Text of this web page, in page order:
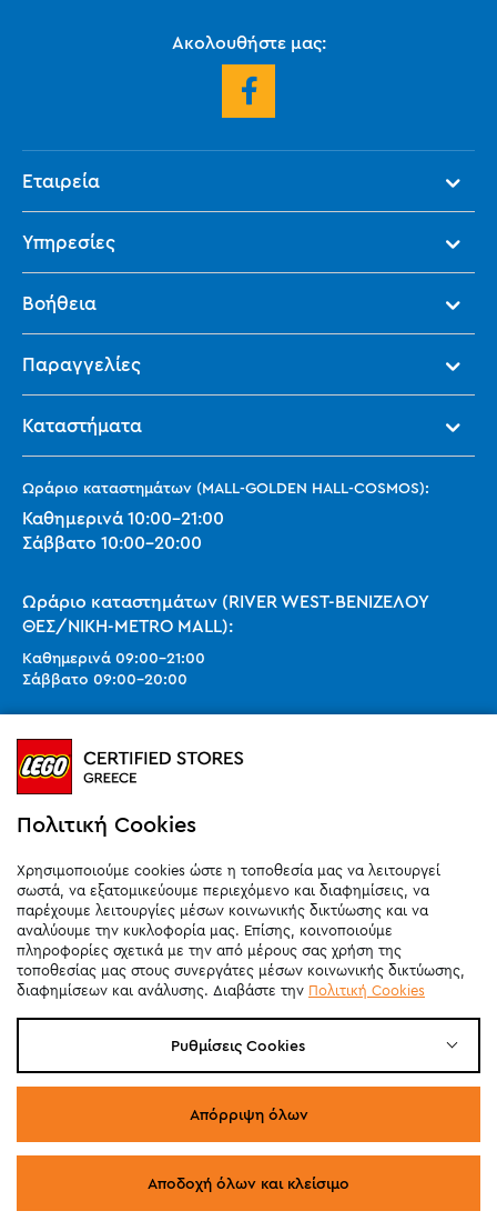
Ακολουθήστε μας:
Εταιρεία
Υπηρεσίες
Βοήθεια
Παραγγελίες
Καταστήματα
Ωράριο καταστημάτων (MALL-GOLDEN HALL-COSMOS):
Καθημερινά 10:00-21:00
Σάββατο 10:00-20:00
Ωράριο καταστημάτων (RIVER WEST-ΒΕΝΙΖΕΛΟΥ
ΘΕΣ/ΝΙΚΗ-METRO MALL):
Καθημερινά 09:00-21:00
Σάββατο 09:00-20:00
Ωράριο καταστημάτων (SMART PARK):
Καθημερινά10:00-21:00
Σάββατο09:00
Κυριακή 11:00-20:00 (έως 25/10)
orders@legostoregreece.gr
Αρ.Γ.Ε.ΜΗ: 084878102000
© COPYRIGHT 2026 LEGO STORE GREECE
Πολιτική Cookies
Χρησιμοποιούμε cookies ώστε η τοποθεσία μας να λειτουργεί
σωστά, να εξατομικεύουμε περιεχόμενο και διαφημίσεις, να
παρέχουμε λειτουργίες μέσων κοινωνικής δικτύωσης και να
αναλύουμε την κυκλοφορία μας. Επίσης, κοινοποιούμε
πληροφορίες σχετικά με την από μέρους σας χρήση της
τοποθεσίας μας στους συνεργάτες μέσων κοινωνικής δικτύωσης,
διαφημίσεων και ανάλυσης. Διαβάστε την Πολιτική Cookies
Ρυθμίσεις Cookies
Απόρριψη όλων
Αποδοχή όλων και κλείσιμο